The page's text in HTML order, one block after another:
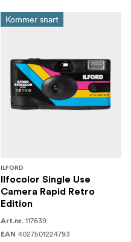
Kommer snart
ILFORD
Ilfocolor Single Use
Camera Rapid Retro
Edition
Art.nr. 117639
EAN 4027501224793